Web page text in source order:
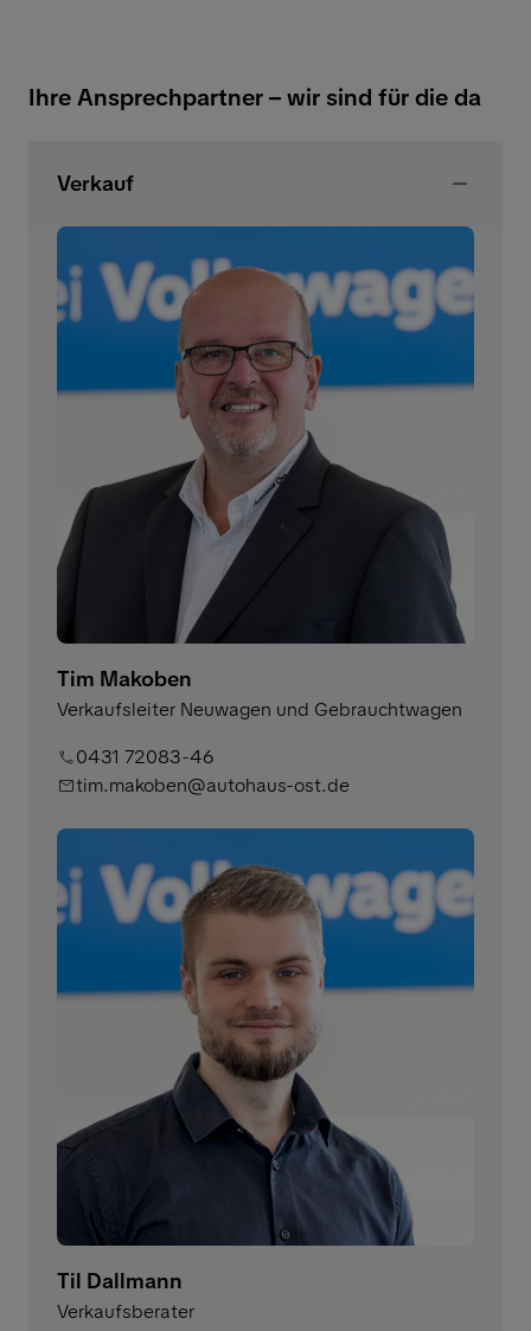
Ihre Ansprechpartner – wir sind für die da
Verkauf
Tim Makoben
Verkaufsleiter Neuwagen und Gebrauchtwagen
0431 72083-46
tim.makoben@autohaus-ost.de
Til Dallmann
Verkaufsberater